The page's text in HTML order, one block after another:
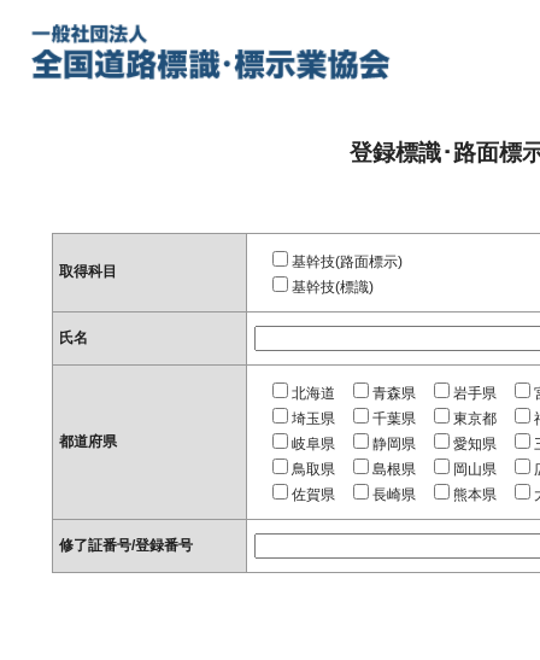
登録標識･路面標
取得科目
基幹技(路面標示)
基幹技(標識)
氏名
都道府県
北海道 青森県 岩手県
埼玉県
千葉県 東京都
岐阜県
静岡県 愛知県
鳥取県
島根県 岡山県
佐賀県
長崎県 熊本県
修了証番号/登録番号